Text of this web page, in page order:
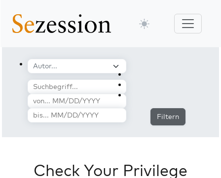
Filtern
Check Your Privilege